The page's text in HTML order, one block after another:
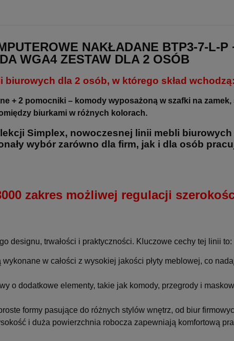
NAKŁADANE BTP3-7-L-P
WGA4 ZESTAW DLA 2 OSÓB
dla 2 osób, w którego skład wchodzą:
+ 2 pomocniki – komody wyposażoną w szafki na
biurkami w różnych kolorach.
Simplex, nowoczesnej linii mebli
wybór zarówno dla firm, jak i dla osób
zakres możliwej regulacji
designu, trwałości i praktyczności. Kluczowe cechy tej linii to:
w całości z wysokiej jakości płyty meblowej, co
o dodatkowe elementy, takie jak komody, przegrody i
formy pasujące do różnych stylów wnętrz, od biur
i duża powierzchnia robocza zapewniają komfortową